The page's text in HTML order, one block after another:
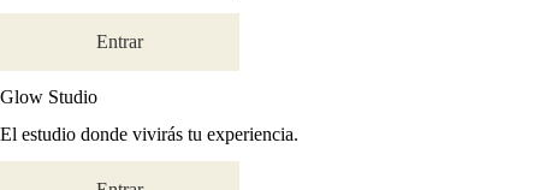
Entrar
Glow Studio
El estudio donde vivirás tu experiencia.